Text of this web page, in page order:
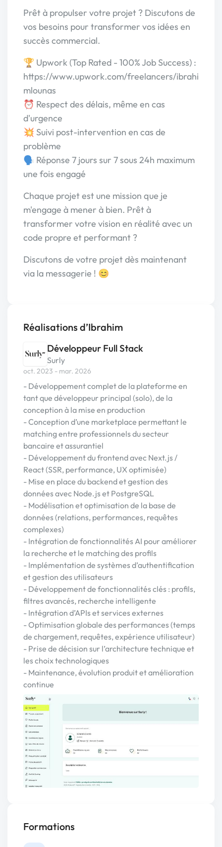
Prêt à propulser votre projet ? Discutons de
vos besoins pour transformer vos idées en
succès commercial.
🏆 Upwork (Top Rated - 100% Job Success) :
https://www.upwork.com/freelancers/ibrahi
mlounas
⏰ Respect des délais, même en cas
d'urgence
💥 Suivi post-intervention en cas de
problème
🗣 Réponse 7 jours sur 7 sous 24h maximum
une fois engagé
Chaque projet est une mission que je
m'engage à mener à bien. Prêt à
transformer votre vision en réalité avec un
code propre et performant ?
Discutons de votre projet dès maintenant
via la messagerie ! 😊
Réalisations d’Ibrahim
Développeur Full Stack
Surly
oct. 2023 - mar. 2026
- Développement complet de la plateforme en
tant que développeur principal (solo), de la
conception à la mise en production
- Conception d’une marketplace permettant le
matching entre professionnels du secteur
bancaire et assurantiel
- Développement du frontend avec Next.js /
React (SSR, performance, UX optimisée)
- Mise en place du backend et gestion des
données avec Node.js et PostgreSQL
- Modélisation et optimisation de la base de
données (relations, performances, requêtes
complexes)
- Intégration de fonctionnalités AI pour améliorer
la recherche et le matching des profils
- Implémentation de systèmes d’authentification
et gestion des utilisateurs
- Développement de fonctionnalités clés : profils,
filtres avancés, recherche intelligente
- Intégration d’APIs et services externes
- Optimisation globale des performances (temps
de chargement, requêtes, expérience utilisateur)
- Prise de décision sur l’architecture technique et
les choix technologiques
- Maintenance, évolution produit et amélioration
continue
Formations